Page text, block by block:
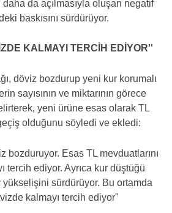
daha da açılmasıyla oluşan negatif
baskısını sürdürüyor.
KALMAYI TERCİH EDİYOR''
döviz bozdurup yeni kur korumalı
sayısının ve miktarının görece
yeni ürüne esas olarak TL
olduğunu söyledi ve ekledi:
bozduruyor. Esas TL mevduatlarını
tercih ediyor. Ayrıca kur düştüğü
sürdürüyor. Bu ortamda
kalmayı tercih ediyor"